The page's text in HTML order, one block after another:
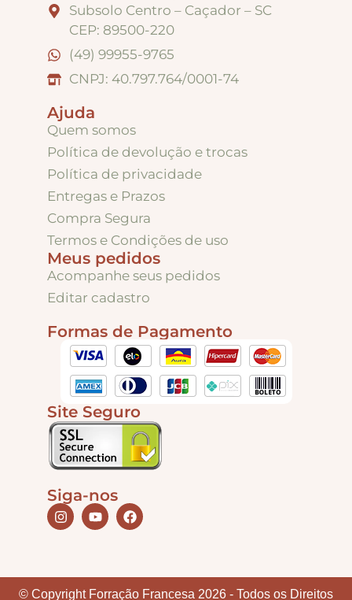
Imagens para Sublimação
Acabamentos
Pátinas
Base para Artesanato – Primers – Gesso
Tintas
Verniz
Envelhecedores
Colas
Ferragens
Subsolo Centro – Caçador – SC
CEP: 89500-220
(49) 99955-9765
CNPJ: 40.797.764/0001-74
Ajuda
Quem somos
Política de devolução e trocas
Política de privacidade
Entregas e Prazos
Compra Segura
Termos e Condições de uso
Meus pedidos
Acompanhe seus pedidos
Editar cadastro
Formas de Pagamento
Site Seguro
Siga-nos
© Copyright Forração Francesa 2026 - Todos os Direitos